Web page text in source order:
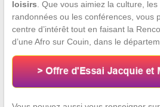
loisirs . Que vous aimiez la culture,
randonnées ou les conférences, vous
centre d’intérêt tout en faisant la
d’une Afro sur Couin, dans le